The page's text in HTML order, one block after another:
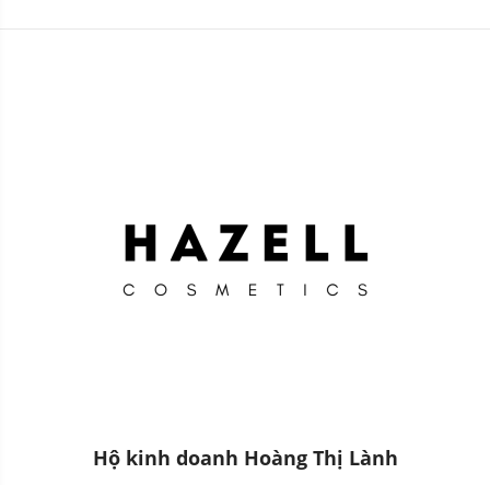
Hộ kinh doanh Hoàng Thị Lành